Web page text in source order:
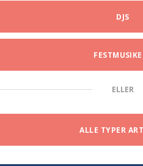
DJS
ELLER
ALLE TYPER